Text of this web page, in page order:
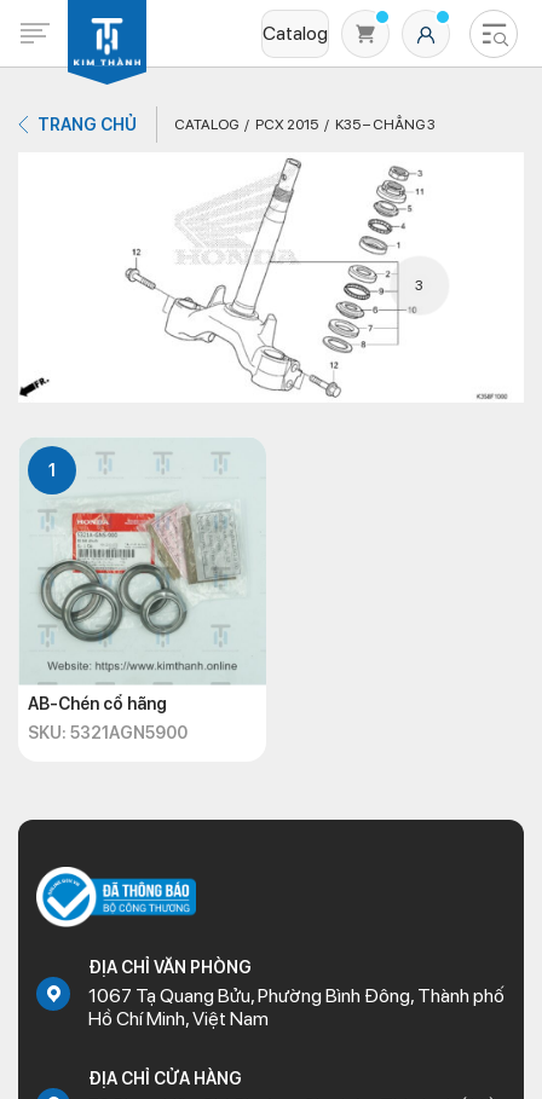
Catalog
Không có sản phẩm nào trong giỏ hàng
TRANG CHỦ CATALOG PCX 2015 K35 – CHẲNG 3
3
1
AB-Chén cổ hãng
SKU: 5321AGN5900
ĐỊA CHỈ VĂN PHÒNG
1067 Tạ Quang Bửu, Phường Bình Đông, Thành phố
Hồ Chí Minh, Việt Nam
ĐỊA CHỈ CỬA HÀNG